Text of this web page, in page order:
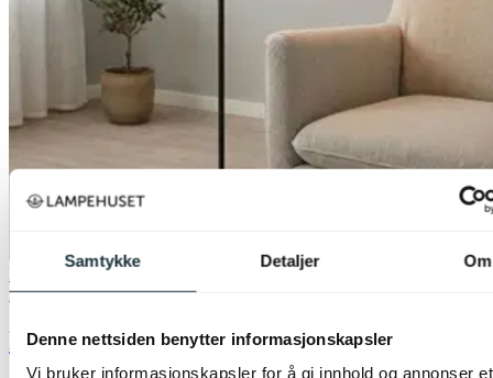
Samtykke Detaljer Om
Denne nettsiden benytter informasjonskapsler
Vi bruker informasjonskapsler for å gi innhold og annonser et
Bestselger Lagertømming
Nova Life
Felicia Trio gulvlampe uten skjermer 3lys
150cm sort